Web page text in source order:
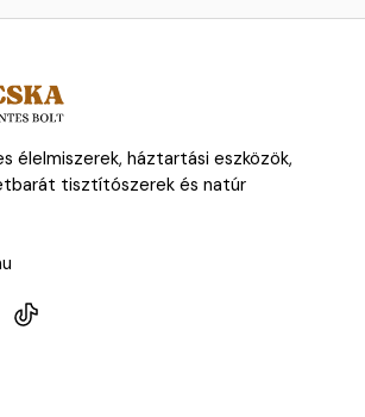
élelmiszerek, háztartási eszközök,
tisztítószerek és natúr
TikTok